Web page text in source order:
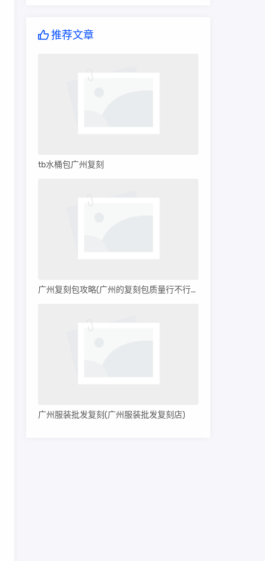
推荐文章
tb水桶包广州复刻
广州复刻包攻略(广州的复刻包质量行不行呀)
广州服装批发复刻(广州服装批发复刻店)